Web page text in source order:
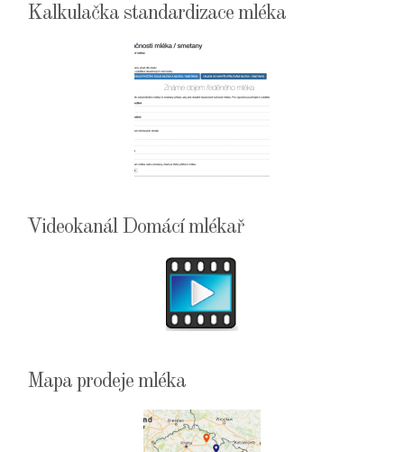
Kalkulačka standardizace mléka
Videokanál Domácí mlékař
Mapa prodeje mléka